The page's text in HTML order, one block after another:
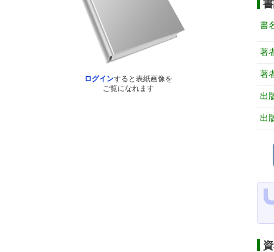
ログインすると表紙画像を
ご覧になれます
書
著
著
出
出